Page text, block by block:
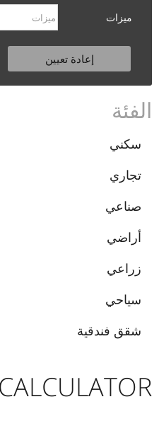
ميزات
الفئة
سكني
تجاري
صناعي
أراضي
زراعي
سياحي
شقق فندقية